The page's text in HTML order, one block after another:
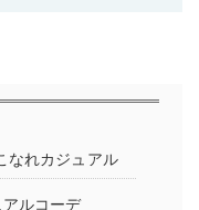
なれカジュアル
ルコーデ